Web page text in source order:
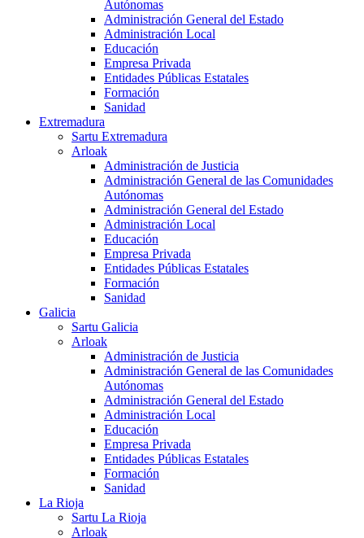
Autónomas
Administración General del Estado
Administración Local
Educación
Empresa Privada
Entidades Públicas Estatales
Formación
Sanidad
Extremadura
Sartu Extremadura
Arloak
Administración de Justicia
Administración General de las Comunidades
Autónomas
Administración General del Estado
Administración Local
Educación
Empresa Privada
Entidades Públicas Estatales
Formación
Sanidad
Galicia
Sartu Galicia
Arloak
Administración de Justicia
Administración General de las Comunidades
Autónomas
Administración General del Estado
Administración Local
Educación
Empresa Privada
Entidades Públicas Estatales
Formación
Sanidad
La Rioja
Sartu La Rioja
Arloak